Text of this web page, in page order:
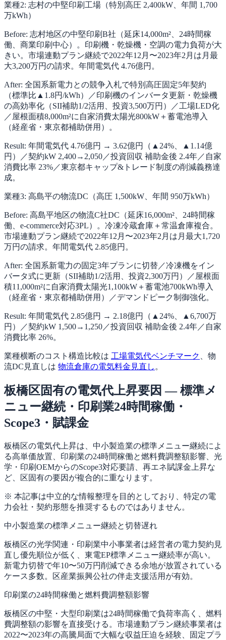
業種2: 志村の中堅印刷工場（特別高圧 2,400kW、年間 1,700
万kWh）
Before: 志村地区の中堅印刷B社（延床14,000m²、24時間稼
働、商業印刷中心）。印刷機・乾燥機・空調の電力負荷が大
きい。市場連動プラン継続で2022年12月〜2023年2月は月最
大3,200万円の請求。年間電気代 4.76億円。
After: 全国系新電力との競争入札で特別高圧固定5年契約
（標準比▲1.8円/kWh）／印刷機のインバータ更新・乾燥機
の高効率化（SII補助1/2活用、投資3,500万円）／工場LED化
／屋根面積8,000m²に自家消費太陽光800kW＋蓄電池導入
（経産省・東京都補助併用）。
Result: 年間電気代 4.76億円 → 3.62億円（▲24%、▲1.14億
円）／契約kW 2,400→2,050／投資回収 補助金後 2.4年／自家
消費比率 23%／東京都キャップ&トレード制度の削減義務達
成。
業種3: 高島平の物流DC（高圧 1,500kW、年間 950万kWh）
Before: 高島平地区の物流C社DC（延床16,000m²、24時間稼
働、e-commerce対応3PL）。冷凍冷蔵倉庫＋常温倉庫複合。
市場連動プラン継続で2022年12月〜2023年2月は月最大1,720
万円の請求。年間電気代 2.85億円。
After: 全国系新電力の固定3年プランに切替／冷凍機をイン
バータ式に更新（SII補助1/2活用、投資2,300万円）／屋根面
積11,000m²に自家消費太陽光1,100kW＋蓄電池700kWh導入
（経産省・東京都補助併用）／デマンドピーク制御強化。
Result: 年間電気代 2.85億円 → 2.18億円（▲24%、▲6,700万
円）／契約kW 1,500→1,250／投資回収 補助金後 2.4年／自家
消費比率 26%。
業種横断のコスト構造比較は 工場電気代ベンチマーク
、物
流DC見直しは 物流倉庫の電気料金見直し 。
板橋区固有の電気代上昇要因 — 標準メ
ニュー継続・印刷業24時間稼働・
Scope3・賦課金
板橋区の電気代上昇は、中小製造業の標準メニュー継続によ
る高単価放置、印刷業の24時間稼働と燃料費調整額影響、光
学・印刷OEMからのScope3対応要請、再エネ賦課金上昇な
ど、区固有の要因が複合的に重なります。
※ 本記事は中立的な情報整理を目的としており、特定の電
力会社・契約形態を推奨するものではありません。
中小製造業の標準メニュー継続と切替遅れ
板橋区の光学関連・印刷業中小事業者は経営者の電力契約見
直し優先順位が低く、東電EP標準メニュー継続率が高い。
新電力切替で年10〜50万円削減できる余地が放置されている
ケース多数。区産業振興公社の伴走支援活用が有効。
印刷業の24時間稼働と燃料費調整額影響
板橋区の中堅・大型印刷業は24時間稼働で負荷率高く、燃料
費調整額の影響を直接受ける。市場連動プラン継続事業者は
2022〜2023年の高騰局面で大幅な収益圧迫を経験、固定プラ